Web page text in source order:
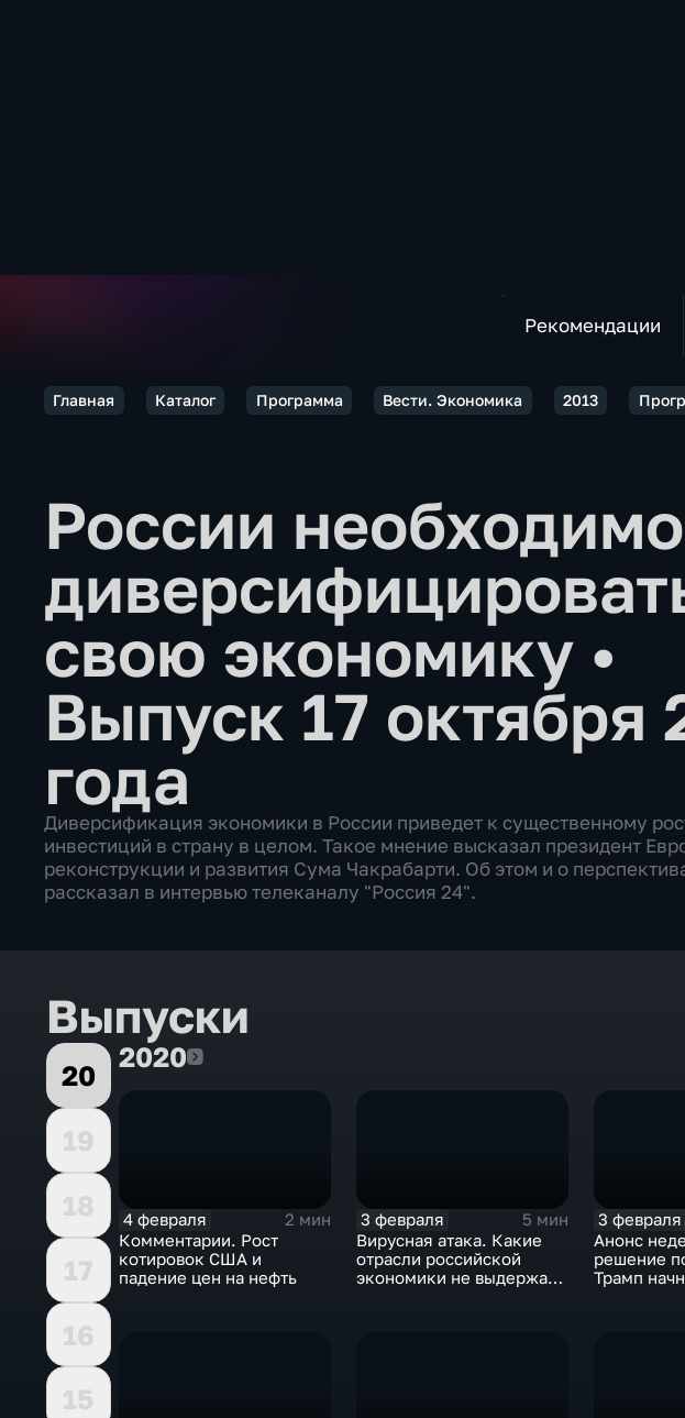
Рекомендации
Главная Каталог Программа Вести. Экономика 2013
России необходимо
свою экономику •
Выпуск 17 октября
года
Диверсификация экономики в России приведет к существенному
инвестиций в страну в целом. Такое мнение высказал президент
реконструкции и развития Сума Чакрабарти. Об этом и о
рассказал в интервью телеканалу "Россия 24".
Выпуски
20
19
18
17
16
15
20202020
4 февраля
2 мин
Комментарии. Рост
котировок США и
падение цен на нефть
3 февраля
5 мин
Вирусная атака. Какие
отрасли российской
экономики не выдержат
3 февраля
Анонс
решение
Трамп